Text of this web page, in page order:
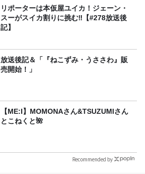
リポーターは本仮屋ユイカ！ジェーン・
スーがスイカ割りに挑む‼【#278放送後
記】
放送後記＆「『ねこずみ・うささわ』販
売開始！」
【ME:I】MOMONAさん&TSUZUMIさん
とこねくと🌺
Recommended by